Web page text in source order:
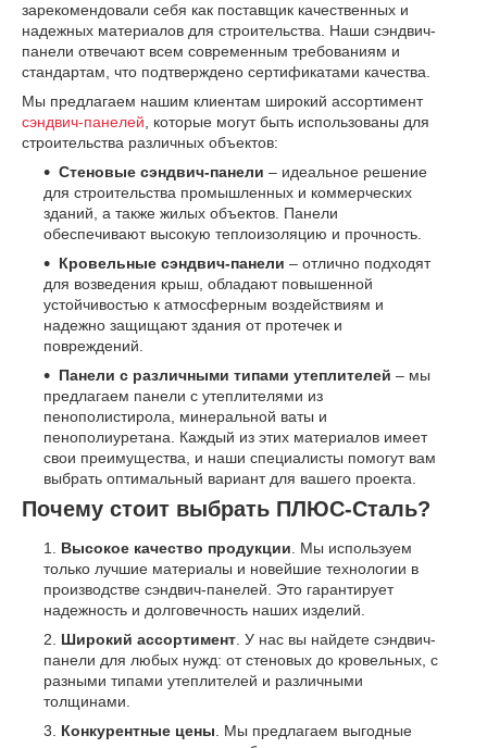
зарекомендовали себя как поставщик качественных и
надежных материалов для строительства. Наши сэндвич-
панели отвечают всем современным требованиям и
стандартам, что подтверждено сертификатами качества.
Мы предлагаем нашим клиентам широкий ассортимент
сэндвич-панелей, которые могут быть использованы для
строительства различных объектов:
Стеновые сэндвич-панели – идеальное решение
для строительства промышленных и коммерческих
зданий, а также жилых объектов. Панели
обеспечивают высокую теплоизоляцию и прочность.
Кровельные сэндвич-панели – отлично подходят
для возведения крыш, обладают повышенной
устойчивостью к атмосферным воздействиям и
надежно защищают здания от протечек и
повреждений.
Панели с различными типами утеплителей – мы
предлагаем панели с утеплителями из
пенополистирола, минеральной ваты и
пенополиуретана. Каждый из этих материалов имеет
свои преимущества, и наши специалисты помогут вам
выбрать оптимальный вариант для вашего проекта.
Почему стоит выбрать ПЛЮС-Сталь?
Высокое качество продукции . Мы используем
только лучшие материалы и новейшие технологии в
производстве сэндвич-панелей. Это гарантирует
надежность и долговечность наших изделий.
Широкий ассортимент . У нас вы найдете сэндвич-
панели для любых нужд: от стеновых до кровельных, с
разными типами утеплителей и различными
толщинами.
Конкурентные цены . Мы предлагаем выгодные